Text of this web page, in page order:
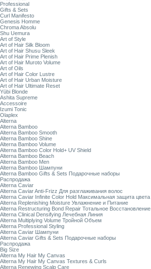
Professional
Gifts & Sets
Curl Manifesto
Genesis Homme
Chroma Absolu
Shu Uemura
Art of Style
Art of Hair Silk Bloom
Art of Hair Shusu Sleek
Art of Hair Prime Plenish
Art of Hair Muroto Volume
Art of Oils
Art of Hair Color Lustre
Art of Hair Urban Moisture
Art of Hair Ultimate Reset
Yūbi Blonde
Ashita Supreme
Accessoire
Izumi Tonic
Olaplex
Alterna
Alterna Bamboo
Alterna Bamboo Smooth
Alterna Bamboo Shine
Alterna Bamboo Volume
Alterna Bamboo Color Hold+ UV Shield
Alterna Bamboo Beach
Alterna Bamboo Men
Alterna Bamboo Шампуни
Alterna Bamboo Gifts & Sets Подарочные наборы
Распродажа
Alterna Caviar
Alterna Caviar Anti-Frizz Для разглаживания волос
Alterna Caviar Infinite Color Hold Максимальная защита цвета
Alterna Replenishing Moisture Увлажнение и Питание
Alterna Restructuring Bond Repair Тотальное Восстановление
Alterna Clinical Densifying Лечебная Линия
Alterna Multiplying Volume Тройной Объем
Alterna Professional Styling
Alterna Caviar Шампуни
Alterna Caviar Gifts & Sets Подарочные наборы
Распродажа
Big Size
Alterna My Hair My Canvas
Alterna My Hair My Canvas Textures & Curls
Alterna Renewing Scalp Care